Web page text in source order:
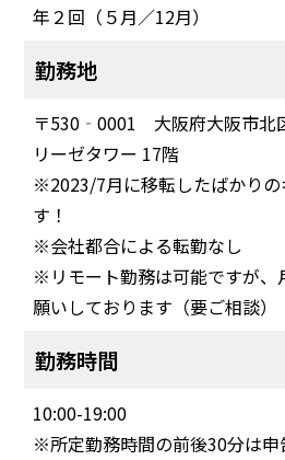
年２回（５月／12月）
勤務地
〒530‐0001 大阪府大阪市北
リーゼタワー 17階
※2023/7月に移転したばかり
す！
※会社都合による転勤なし
※リモート勤務は可能ですが、
願いしております（要ご相談）
勤務時間
10:00-19:00
※所定勤務時間の前後30分は申